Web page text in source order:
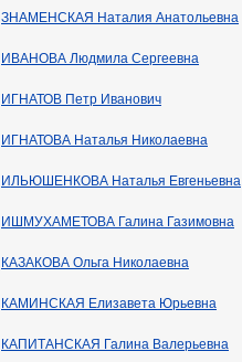
ЗНАМЕНСКАЯ Наталия Анатольевна
ИВАНОВА Людмила Сергеевна
ИГНАТОВ Петр Иванович
ИГНАТОВА Наталья Николаевна
ИЛЬЮШЕНКОВА Наталья Евгеньевна
ИШМУХАМЕТОВА Галина Газимовна
КАЗАКОВА Ольга Николаевна
КАМИНСКАЯ Елизавета Юрьевна
КАПИТАНСКАЯ Галина Валерьевна